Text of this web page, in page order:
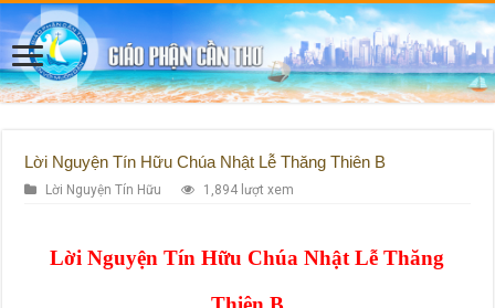
Lời Nguyện Tín Hữu Chúa Nhật Lễ Thăng Thiên B
Lời Nguyện Tín Hữu 1,894 lượt xem
Lời Nguyện Tín Hữu Chúa Nhật Lễ Thăng